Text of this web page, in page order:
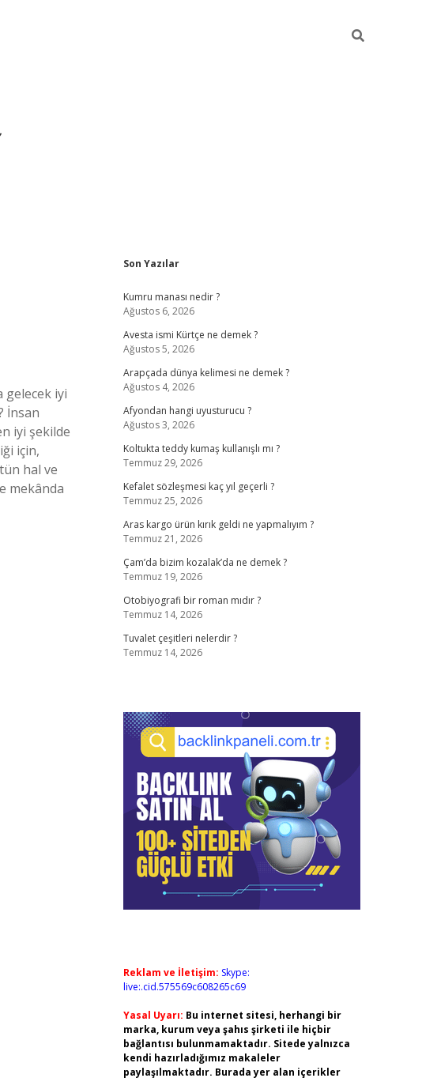
gelecek iyi
İnsan
iyi şekilde
için,
hal ve
mekânda
Sidebar
Son Yazılar
Kumru manası nedir ?
Ağustos 6, 2026
Avesta ismi Kürtçe ne demek ?
Ağustos 5, 2026
Arapçada dünya kelimesi ne demek ?
Ağustos 4, 2026
Afyondan hangi uyusturucu ?
Ağustos 3, 2026
Koltukta teddy kumaş kullanışlı mı ?
Temmuz 29, 2026
Kefalet sözleşmesi kaç yıl geçerli ?
Temmuz 25, 2026
Aras kargo ürün kırık geldi ne yapmalıyım ?
Temmuz 21, 2026
Çam’da bizim kozalak’da ne demek ?
Temmuz 19, 2026
Otobiyografi bir roman mıdır ?
Temmuz 14, 2026
Tuvalet çeşitleri nelerdir ?
Temmuz 14, 2026
Reklam ve İletişim: Skype:
live:.cid.575569c608265c69
Yasal Uyarı: Bu internet sitesi, herhangi bir
marka, kurum veya şahıs şirketi ile hiçbir
bağlantısı bulunmamaktadır. Sitede yalnızca
kendi hazırladığımız makaleler
paylaşılmaktadır. Burada yer alan içerikler